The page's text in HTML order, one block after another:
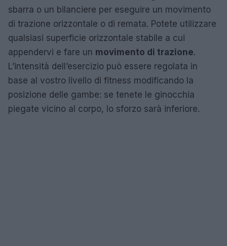
sbarra o un bilanciere per eseguire un movimento
di trazione orizzontale o di remata. Potete utilizzare
qualsiasi superficie orizzontale stabile a cui
appendervi e fare un movimento di trazione.
L’intensità dell’esercizio può essere regolata in
base al vostro livello di fitness modificando la
posizione delle gambe: se tenete le ginocchia
piegate vicino al corpo, lo sforzo sarà inferiore.